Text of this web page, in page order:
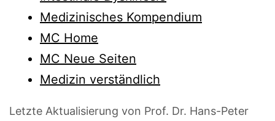
Medizinisches Kompendium
MC Home
MC Neue Seiten
Medizin verständlich
Letzte Aktualisierung von Prof. Dr. Hans-Peter